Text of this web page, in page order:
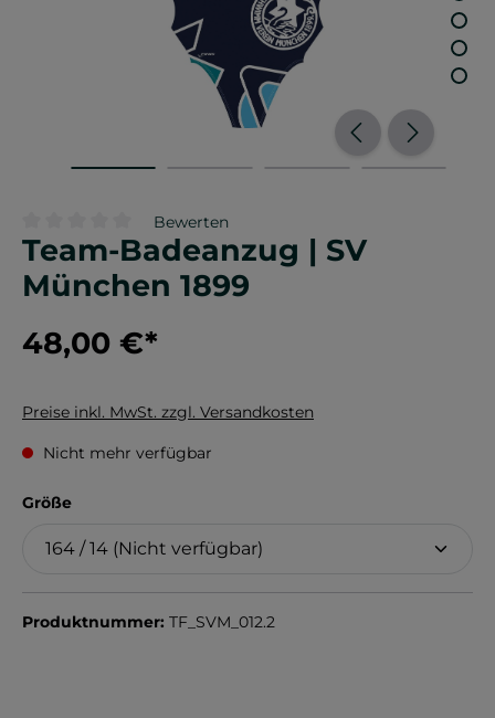
Durchschnittliche Bewertung von 0 von 5 Sternen
Bewerten
Team-Badeanzug | SV
München 1899
48,00 €*
Preise inkl. MwSt. zzgl. Versandkosten
Nicht mehr verfügbar
Größeauswählen
Produktnummer: TF_SVM_012.2